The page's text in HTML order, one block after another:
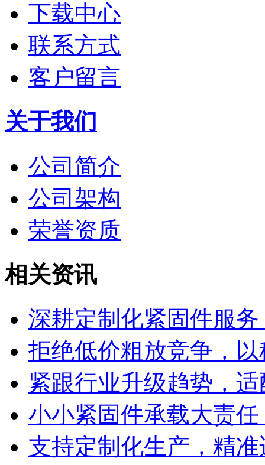
下载中心
联系方式
客户留言
关于我们
公司简介
公司架构
荣誉资质
相关资讯
深耕定制化紧固件服
拒绝低价粗放竞争，
紧跟行业升级趋势，
小小紧固件承载大责
支持定制化生产，精